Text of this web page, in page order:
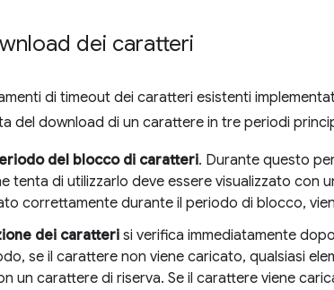
dei caratteri
di timeout dei caratteri esistenti
del download di un carattere in tre periodi
del blocco di caratteri. Durante questo
tenta di utilizzarlo deve essere visualizzato con
correttamente durante il periodo di blocco,
dei caratteri si verifica immediatamente
se il carattere non viene caricato, qualsiasi
un carattere di riserva. Se il carattere viene